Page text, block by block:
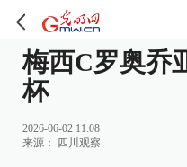
梅西C罗奥乔
杯
2026-06-02 11:08
来源：
四川观察